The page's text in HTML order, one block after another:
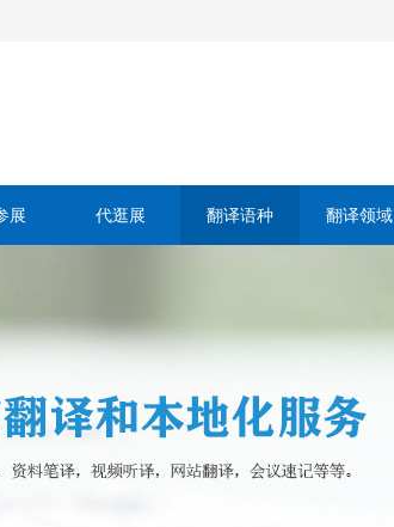
展 代逛展 翻译语种 翻译领域